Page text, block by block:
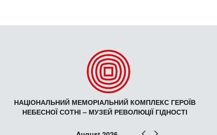
НАЦІОНАЛЬНИЙ МЕМОРІАЛЬНИЙ КОМПЛЕКС ГЕРОЇВ
НЕБЕСНОЇ СОТНІ – МУЗЕЙ РЕВОЛЮЦІЇ ГІДНОСТІ